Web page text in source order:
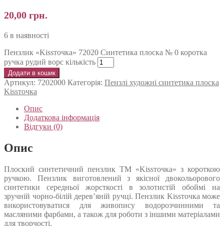
20,00 грн.
6 в наявності
Пензлик «Kissточка» 72020 Синтетика плоска № 0 коротка
ручка рудий ворс кількість
Додати в кошик
Артикул: 7202000 Категорія: Пензлі художні синтетика плоска
Kissточка
Опис
Додаткова інформація
Відгуки (0)
Опис
Плоский синтетичний пензлик ТМ «Kissточка» з короткою
ручкою. Пензлик виготовлений з якісної двокольорового
синтетики середньої жорсткості в золотистій обоймі на
зручній чорно-білій дерев’яній ручці. Пензлик Kissточка може
використовуватися для живопису водорозчинними та
масляними фарбами, а також для роботи з іншими матеріалами
для творчості.